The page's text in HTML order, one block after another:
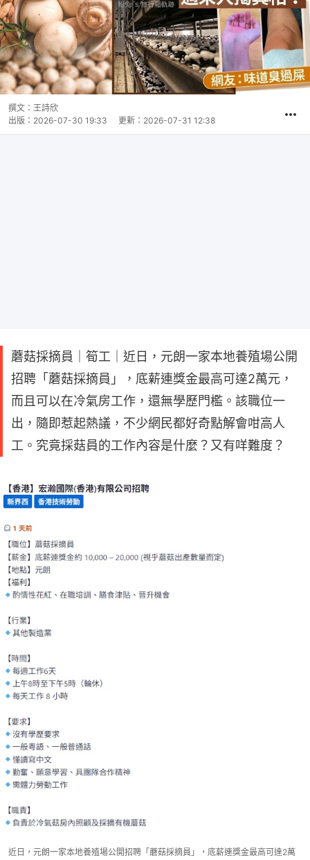
撰文： 王詩欣
出版： 2026-07-30 19:33 更新： 2026-07-31 12:38
蘑菇採摘員｜筍工｜近日，元朗一家本地養殖場公開
招聘「蘑菇採摘員」，底薪連獎金最高可達2萬元，
而且可以在冷氣房工作，還無學歷門檻。該職位一
出，隨即惹起熱議，不少網民都好奇點解會咁高人
工。究竟採菇員的工作內容是什麼？又有咩難度？
近日，元朗一家本地養殖場公開招聘「蘑菇採摘員」，底薪連獎金最高可達2萬